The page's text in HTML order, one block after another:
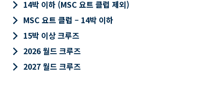
keyboard_arrow_right 14박 이하 (MSC 요트 클럽 제외)
keyboard_arrow_right MSC 요트 클럽 – 14박 이하
keyboard_arrow_right 15박 이상 크루즈
keyboard_arrow_right 2026 월드 크루즈
keyboard_arrow_right 2027 월드 크루즈